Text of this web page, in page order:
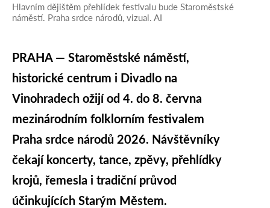
Hlavním dějištěm přehlídek festivalu bude Staroměstské
náměstí. Praha srdce národů, vizual. AI
PRAHA — Staroměstské náměstí,
historické centrum i Divadlo na
Vinohradech ožijí od 4. do 8. června
mezinárodním folklorním festivalem
Praha srdce národů 2026. Návštěvníky
čekají koncerty, tance, zpěvy, přehlídky
krojů, řemesla i tradiční průvod
účinkujících Starým Městem.